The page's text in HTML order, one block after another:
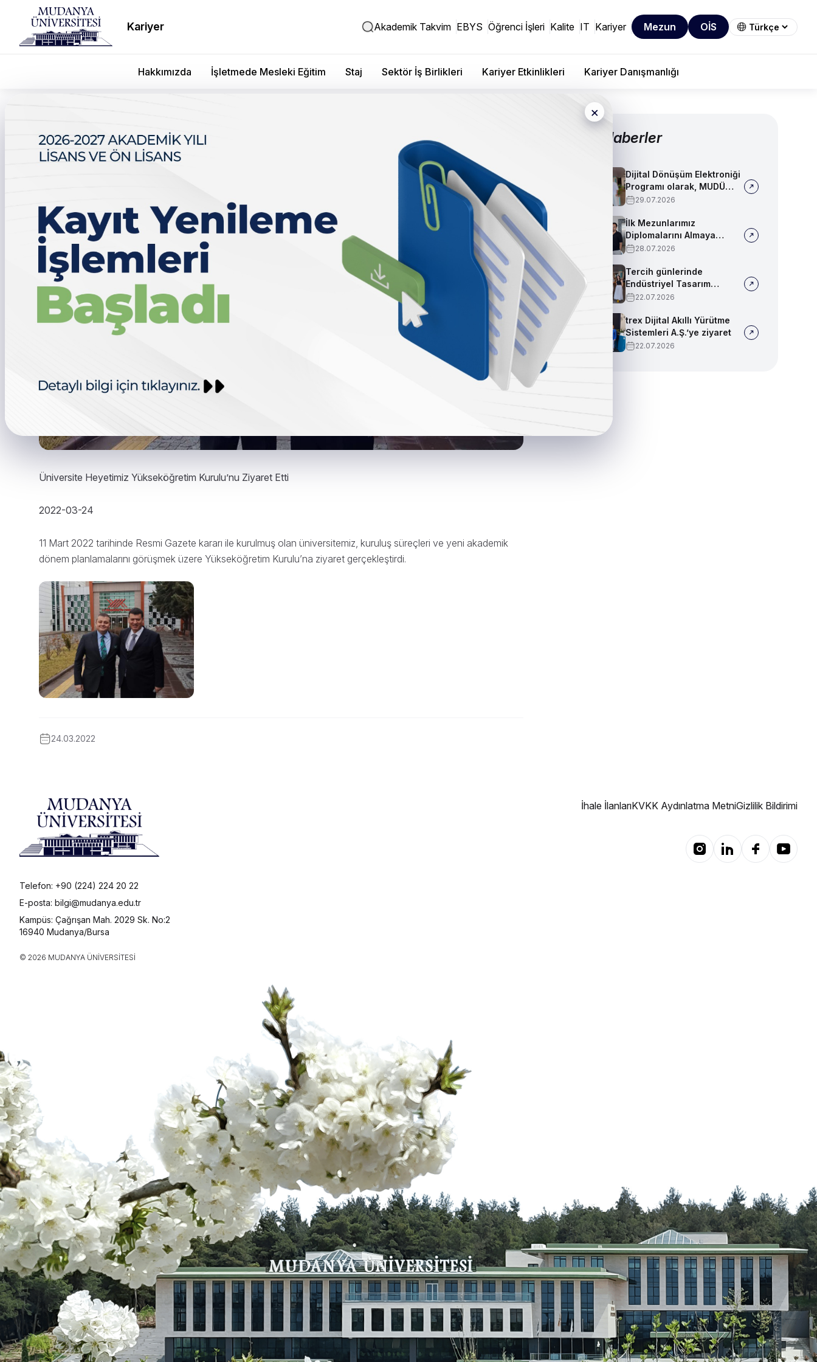
Kariyer Akademik Takvim EBYS Öğrenci İşleri Kalite IT Kariyer Mezun OİS
Hakkımızda İşletmede Mesleki Eğitim Staj Sektör İş Birlikleri Kariyer Etkinlikleri Kariyer Danışmanlığı
×
Üniversite Heyetimiz Yükseköğretim Kurulu’nu
Ziyaret Etti
Üniversite Heyetimiz Yükseköğretim Kurulu’nu Ziyaret Etti
2022-03-24
11 Mart 2022 tarihinde Resmi Gazete kararı ile kurulmuş olan üniversitemiz, kuruluş süreçleri ve yeni akademik
dönem planlamalarını görüşmek üzere Yükseköğretim Kurulu’na ziyaret gerçekleştirdi.
24.03.2022
Diğer Haberler
Dijital Dönüşüm Elektroniği
Programı olarak, MUDÜ
Tercih Tanıtım Günleri'nde
29.07.2026
İlk Mezunlarımız
Diplomalarını Almaya
Başladı
28.07.2026
Tercih günlerinde
Endüstriyel Tasarım
bölümümüzü tanıtmaya
22.07.2026
trex Dijital Akıllı Yürütme
Sistemleri A.Ş.’ye ziyaret
22.07.2026
Telefon: +90 (224) 224 20 22
E-posta: bilgi@mudanya.edu.tr
Kampüs: Çağrışan Mah. 2029 Sk. No:2
16940 Mudanya/Bursa
© 2026 MUDANYA ÜNIVERSITESI
İhale İlanlarıKVKK Aydınlatma MetniGizlilik Bildirimi